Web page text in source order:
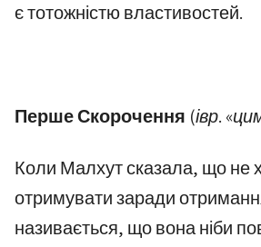
є тотожністю властивостей.
Перше Скорочення (івр.
Коли Малхут сказала, що не
отримувати заради
називається, що вона ніби